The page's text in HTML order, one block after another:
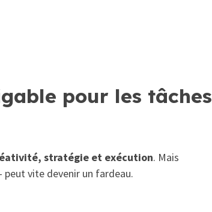
pour les tâches
stratégie et exécution. Mais
vite devenir un fardeau.